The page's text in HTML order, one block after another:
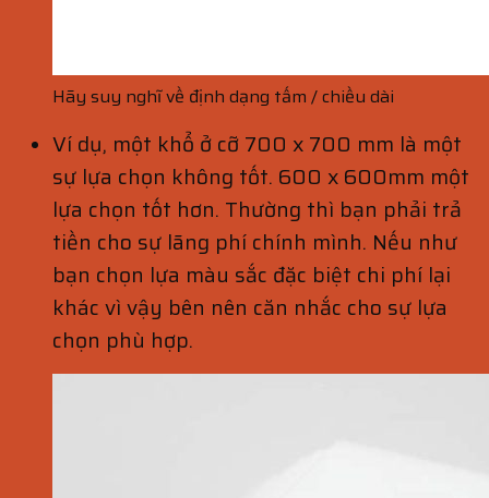
Hãy suy nghĩ về định dạng tấm / chiều dài
Ví dụ, một khổ ở cỡ 700 x 700 mm là một
sự lựa chọn không tốt. 600 x 600mm một
lựa chọn tốt hơn. Thường thì bạn phải trả
tiền cho sự lãng phí chính mình. Nếu như
bạn chọn lựa màu sắc đặc biệt chi phí lại
khác vì vậy bên nên căn nhắc cho sự lựa
chọn phù hợp.